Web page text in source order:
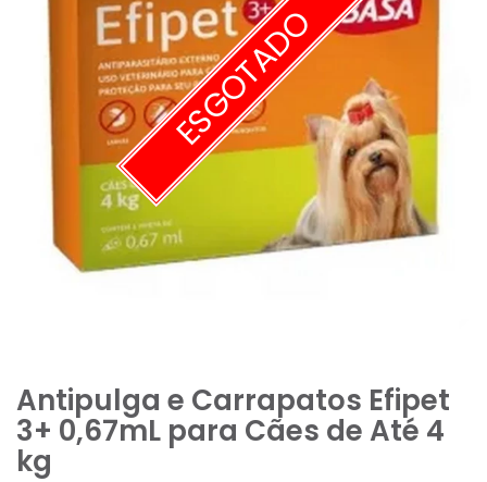
ESGOTADO
Antipulga e Carrapatos Efipet
3+ 0,67mL para Cães de Até 4
kg